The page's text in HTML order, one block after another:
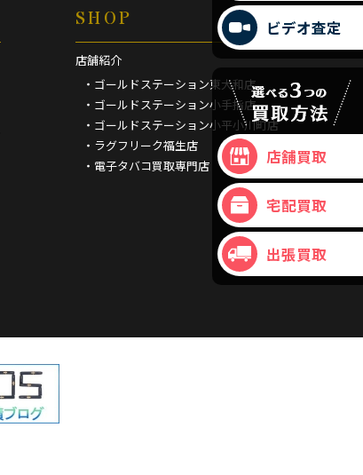
SHOP
店舗紹介
・ゴールドステーション東大和店
・ゴールドステーション小手指店
・ゴールドステーション小平小川町店
・ラグフリーク福生店
・電子タバコ買取専門店
ビデオ査定
店舗買取
宅配買取
出張買取